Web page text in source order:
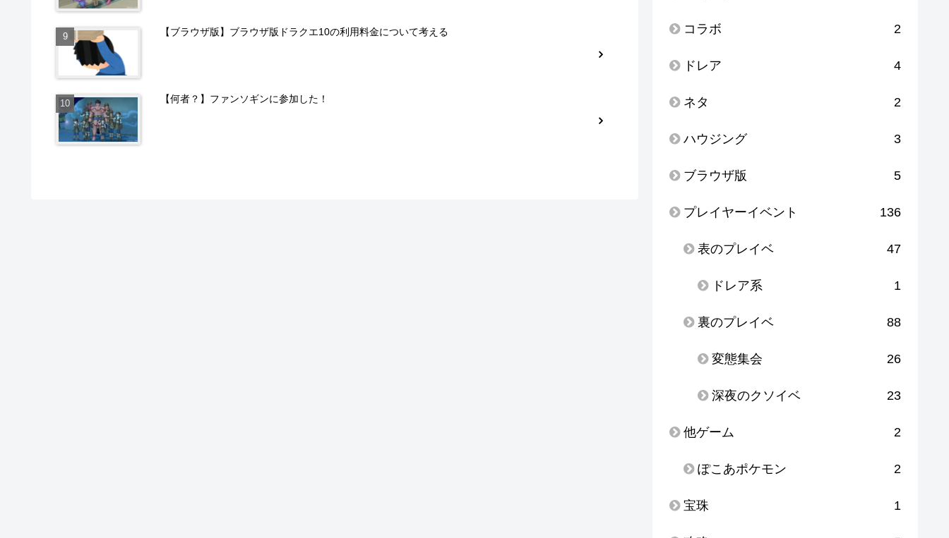
【ブラウザ版】ブラウザ版ドラクエ10の利用料金について考える
【何者？】ファンソギンに参加した！
コラボ 2
ドレア 4
ネタ 2
ハウジング 3
ブラウザ版 5
プレイヤーイベント 136
表のプレイベ 47
ドレア系 1
裏のプレイベ 88
変態集会 26
深夜のクソイベ 23
他ゲーム 2
ぽこあポケモン 2
宝珠 1